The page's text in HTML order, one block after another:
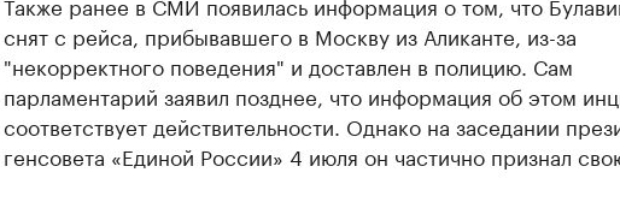
снят с рейса, прибывавшего в Москву из Аликанте, из-за
"некорректного поведения" и доставлен в полицию. Сам
парламентарий заявил позднее, что информация об этом
соответствует действительности. Однако на заседании
генсовета «Единой России» 4 июля он частично признал